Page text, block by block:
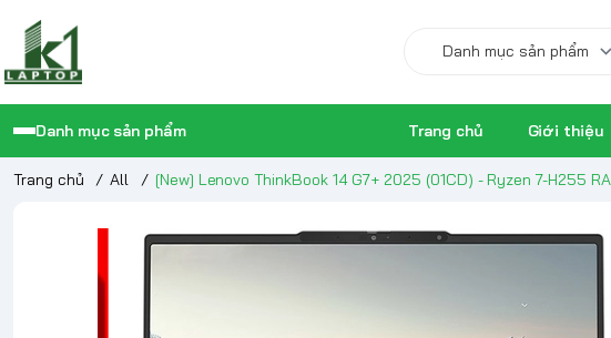
Danh mục sản phẩm Trang chủ Giới thiệu
Trang chủ / All / [New] Lenovo ThinkBook 14 G7+ 2025 (01CD) - Ryzen 7-H255